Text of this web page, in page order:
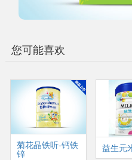
您可能喜欢
菊花晶铁听-钙铁
锌 益生元